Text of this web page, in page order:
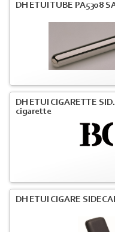
DH ETUI TUBE PA5308
DH ETUI CIGARETTE
cigarette
DH ETUI CIGARE